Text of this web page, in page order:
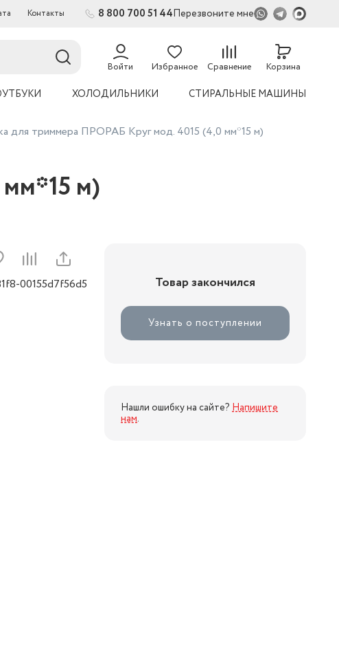
Контакты 8 800 700 51 44Перезвоните мне
Войти Избранное Сравнение Корзина
ХОЛОДИЛЬНИКИ СТИРАЛЬНЫЕ МАШИНЫ
для триммера ПРОРАБ Круг мод. 4015 (4,0 мм*15 м)
м)
00155d7f56d5
Товар закончился
Узнать о поступлении
Нашли ошибку на сайте? Напишите
нам.